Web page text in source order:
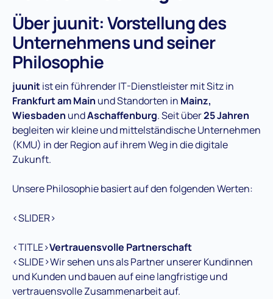
Über juunit: Vorstellung des
Unternehmens und seiner
Philosophie
juunitist ein führender IT-Dienstleister mit Sitz in
Frankfurt am Main und Standorten in Mainz,
Wiesbaden undAschaffenburg. Seit über25 Jahren
begleiten wir kleine und mittelständische Unternehmen
(KMU) in der Region auf ihrem Weg in die digitale
Zukunft.
Unsere Philosophie basiert auf den folgenden Werten:
<SLIDER>
<TITLE>Vertrauensvolle Partnerschaft
<SLIDE>Wir sehen uns als Partner unserer Kundinnen
und Kunden und bauen auf eine langfristige und
vertrauensvolle Zusammenarbeit auf.